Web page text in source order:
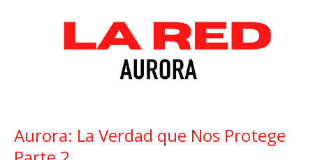
Aurora: La Verdad que Nos Protege